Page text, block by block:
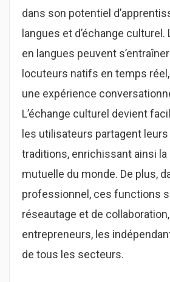
dans son potentiel
langues et d’échange
en langues peuvent
locuteurs natifs en temps
une expérience
L’échange culturel devient
les utilisateurs partagent
traditions, enrichissant ainsi
mutuelle du monde. De plus,
professionnel, ces functions
réseautage et de
entrepreneurs, les
de tous les secteurs.